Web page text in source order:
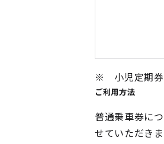
※ 小児定期券
ご利用方法
普通乗車券に
せていただき